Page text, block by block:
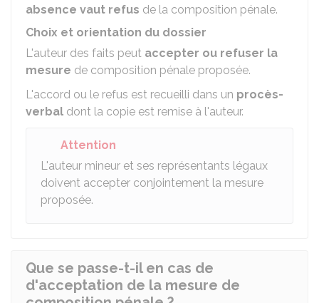
absence vaut refus de la composition pénale.
Choix et orientation du dossier
L'auteur des faits peut accepter ou refuser la
mesure de composition pénale proposée.
L'accord ou le refus est recueilli dans un procès-
verbal dont la copie est remise à l'auteur.
Attention
L'auteur mineur et ses représentants légaux
doivent accepter conjointement la mesure
proposée.
Que se passe-t-il en cas de
d'acceptation de la mesure de